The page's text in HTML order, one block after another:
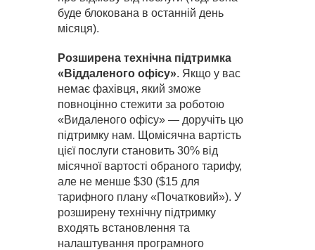
буде блокована в останній день
місяця).
Розширена технічна підтримка
«Віддаленого офісу». Якщо у вас
немає фахівця, який зможе
повноцінно стежити за роботою
«Видаленого офісу» — доручіть цю
підтримку нам. Щомісячна вартість
цієї послуги становить 30% від
місячної вартості обраного тарифу,
але не менше $30 ($15 для
тарифного плану «Початковий»). У
розширену технічну підтримку
входять встановлення та
налаштування програмного